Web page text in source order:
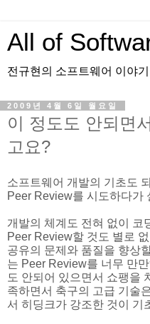
All of
전규현의 소프트웨어 이야기
2009년 4월 6일 월요일
이 정도도 안되면
고요?
소프트웨어 개발의 기초도
Peer Review를 시도하다가
개발의 체계도 전혀 없이 코
Peer Review할 것도 별로
공유의 문제와 품질을 향상
는 Peer Review를 너무 만
도 안되어 있으면서 쇼팽을
족하면서 축구의 고급 기술
서 히딩크가 강조한 것이 기